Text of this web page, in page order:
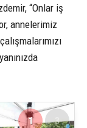
“Onlar iş
annelerimiz
1 3